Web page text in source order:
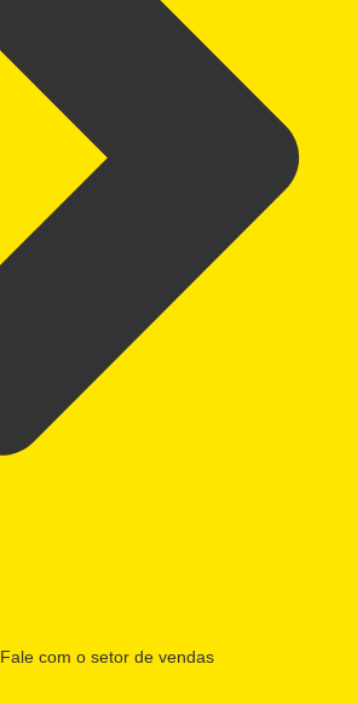
Fale com o setor de vendas